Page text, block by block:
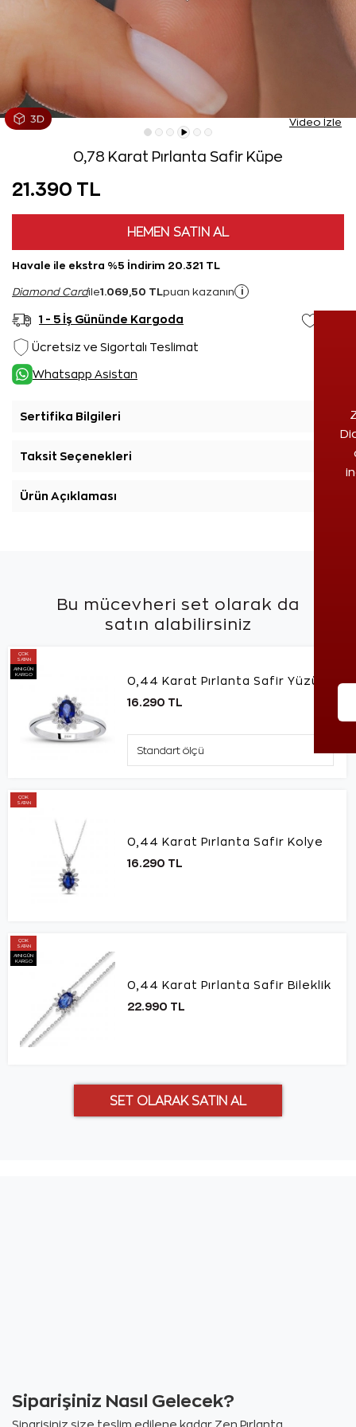
Video İzle
0,78 Karat Pırlanta Safir Küpe
21.390 TL
HEMEN SATIN AL
Havale ile ekstra %5 İndirim 20.321 TL
Diamond Cardile1.069,50 TL puan kazanın i
1 - 5 İş Gününde Kargoda
Ücretsiz ve Sigortalı Teslimat
Whatsapp Asistan
Sertifika Bilgileri
Taksit Seçenekleri
Ürün Açıklaması
Bu mücevheri set olarak da
satın alabilirsiniz
ÇOK
SATAN
AYNI GÜN
KARGO
0,44 Karat Pırlanta Safir Yüzük
16.290 TL
ÇOK
SATAN
0,44 Karat Pırlanta Safir Kolye
16.290 TL
ÇOK
SATAN
AYNI GÜN
KARGO
0,44 Karat Pırlanta Safir Bileklik
22.990 TL
Siparişiniz Nasıl Gelecek?
Siparişiniz size teslim edilene kadar Zen Pırlanta